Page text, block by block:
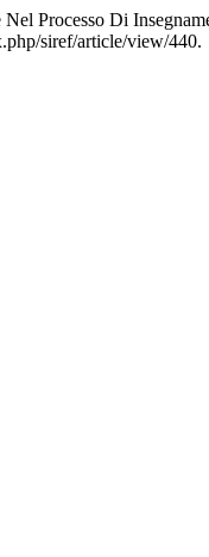
Processo Di
siref/article/view/440.